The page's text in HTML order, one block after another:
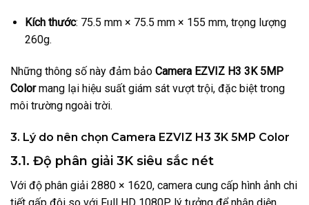
Kích thước: 75.5 mm × 75.5 mm × 155 mm, trọng lượng
260g.
Những thông số này đảm bảo Camera EZVIZ H3 3K 5MP
Colormang lại hiệu suất giám sát vượt trội, đặc biệt trong
môi trường ngoài trời.
3. Lý do nên chọn Camera EZVIZ H3 3K 5MP Color
3.1. Độ phân giải 3K siêu sắc nét
Với độ phân giải 2880 × 1620, camera cung cấp hình ảnh chi
tiết gấp đôi so với Full HD 1080P, lý tưởng để nhận diện